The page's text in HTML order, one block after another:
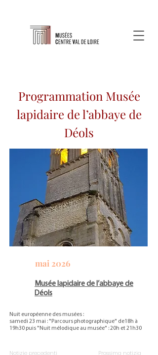
Programmation Musée
lapidaire de l’abbaye de
Déols
mai 2026
Musée lapidaire de l’abbaye de
Déols
Nuit européenne des musées :
samedi 23 mai : "Parcours photographique" de18h à
19h30 puis "Nuit mélodique au musée" : 20h et 21h30
Notizie precedenti Prossima notizia